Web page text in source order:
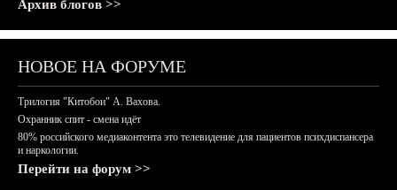
Архив блогов >>
НОВОЕ НА ФОРУМЕ
Трилогия "Китобои" А. Вахова.
Охранник спит - смена идёт
80% российского медиаконтента это телевидение для пациентов психдиспансера
и наркологии.
Перейти на форум >>